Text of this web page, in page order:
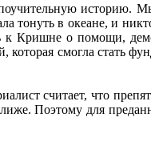
историю.
тонуть в океане, и
к Кришне о помощи,
смогла стать
считает, что
Поэтому для